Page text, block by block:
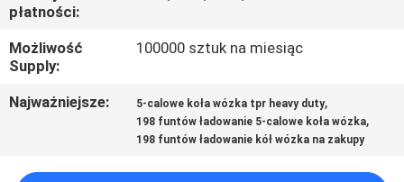
Z
NAMI
POPROSIĆ
WYCENĘ
płatności:
Możliwość
Supply:
100000 sztuk na miesiąc
Najważniejsze: 5-calowe koła wózka tpr heavy duty,
198 funtów ładowanie 5-calowe koła wózka,
198 funtów ładowanie kół wózka na zakupy